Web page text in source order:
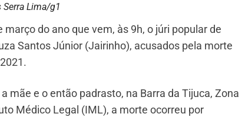
Lima/g1
do ano que vem, às 9h, o júri popular de
Santos Júnior (Jairinho), acusados pela morte
e o então padrasto, na Barra da Tijuca, Zona
Médico Legal (IML), a morte ocorreu por